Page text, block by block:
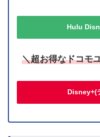
Hulu
＼超お得なドコモ
Disney+(